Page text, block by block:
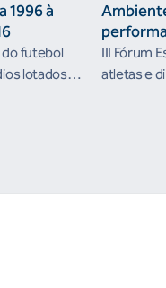
1996 à
futebol
lotados
III Fórum
atletas e